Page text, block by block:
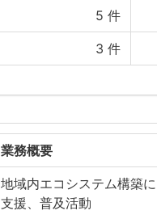
5 件
3 件
業務概要
地域内エコシステム構築
支援、普及活動